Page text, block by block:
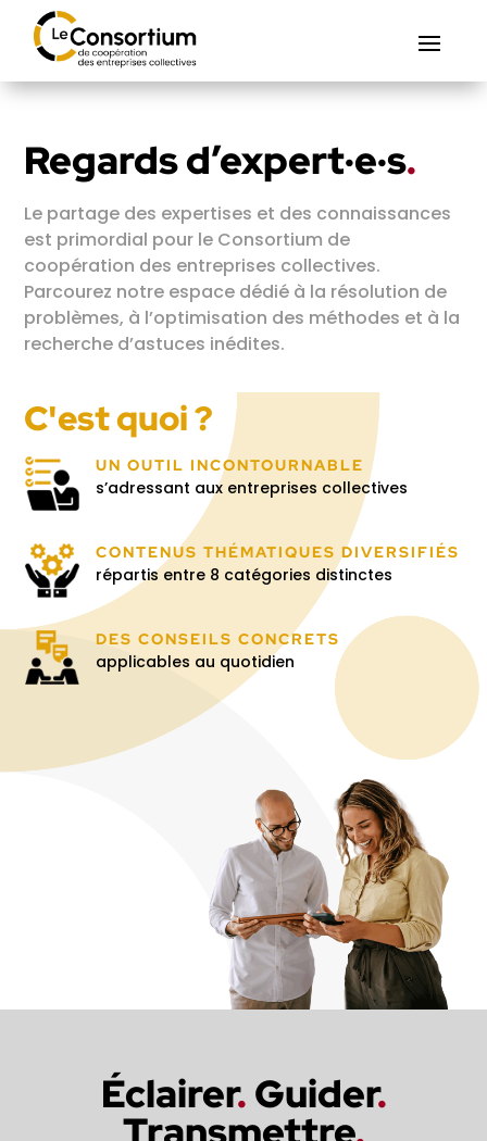
Regards d’expert·e·s.
Le partage des expertises et des connaissances
est primordial pour le Consortium de
coopération des entreprises collectives.
Parcourez notre espace dédié à la résolution de
problèmes, à l’optimisation des méthodes et à la
recherche d’astuces inédites.
C'est quoi ?
UN OUTIL INCONTOURNABLE
s’adressant aux entreprises collectives
CONTENUS THÉMATIQUES DIVERSIFIÉS
répartis entre 8 catégories distinctes
DES CONSEILS CONCRETS
applicables au quotidien
Éclairer.Guider.